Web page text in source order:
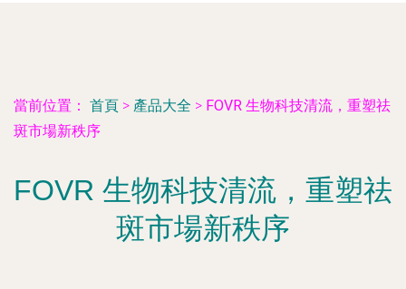
當前位置： 首頁 > 產品大全 > FOVR 生物科技清流，重塑祛
斑市場新秩序
FOVR 生物科技清流，重塑祛
斑市場新秩序